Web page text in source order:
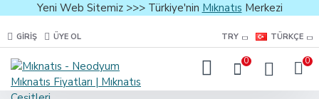
Yeni Web Sitemiz >>> Türkiye'nin Mıknatıs Merkezi
GIRIŞ ÜYE OL TRY TÜRKÇE
0 0